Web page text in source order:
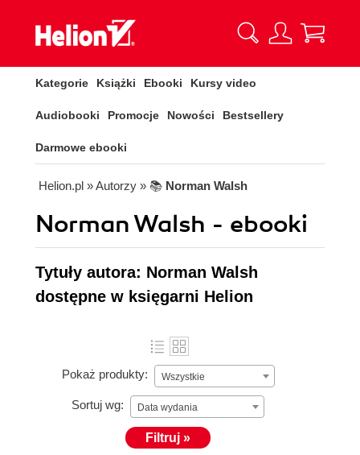
Kategorie Książki Ebooki Kursy video
Audiobooki Promocje Nowości Bestsellery
Darmowe ebooki
Helion.pl » Autorzy » 📚 Norman Walsh
Norman Walsh - ebooki
Tytuły autora: Norman Walsh
dostępne w księgarni Helion
Pokaż produkty: Wszystkie
Sortuj wg: Data wydania
Filtruj »